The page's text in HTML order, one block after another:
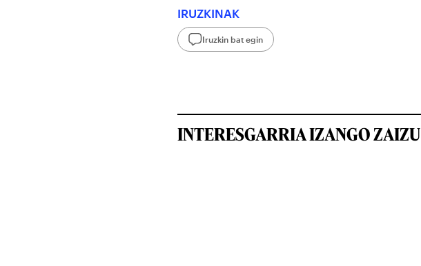
IRUZKINAK
Iruzkin bat egin
INTERESGARRIA IZANGO ZAIZU